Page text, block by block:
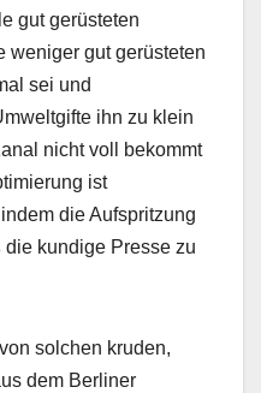
gut gerüsteten
weniger gut gerüsteten
sei und
ihn zu klein
nicht voll bekommt
ist
die Aufspritzung
kundige Presse zu
solchen kruden,
dem Berliner